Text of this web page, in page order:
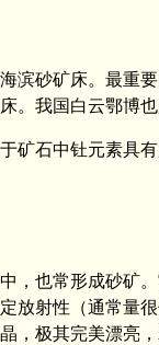
砂矿床。最重
。我国白云鄂博
石中钍元素具
也常形成砂矿
放射性（通常量
，极其完美漂亮